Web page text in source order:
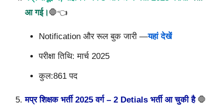
आ गई।🛑👈
Notification और रूल बुक जारी —यहां देखें
परीक्षा तिथि: मार्च 2025
कुल:861पद
मप्र शिक्षक भर्ती 2025 वर्ग – 2 Detials भर्ती आ चुकी है 🛑